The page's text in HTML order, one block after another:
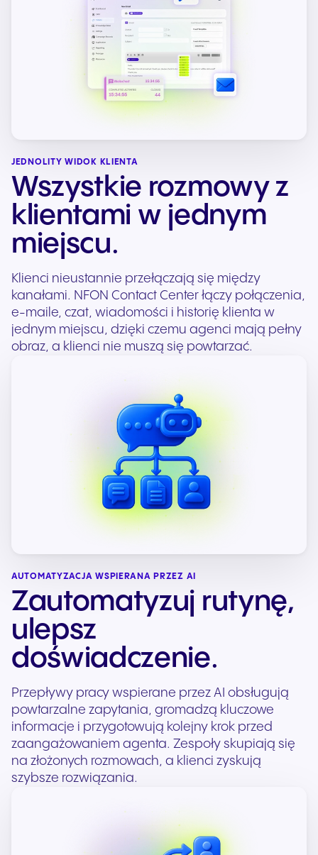
JEDNOLITY WIDOK KLIENTA
Wszystkie rozmowy z
klientami w jednym
miejscu.
Klienci nieustannie przełączają się między
kanałami. NFON Contact Center łączy połączenia,
e-maile, czat, wiadomości i historię klienta w
jednym miejscu, dzięki czemu agenci mają pełny
obraz, a klienci nie muszą się powtarzać.
AUTOMATYZACJA WSPIERANA PRZEZ AI
Zautomatyzuj rutynę,
ulepsz
doświadczenie.
Przepływy pracy wspierane przez AI obsługują
powtarzalne zapytania, gromadzą kluczowe
informacje i przygotowują kolejny krok przed
zaangażowaniem agenta. Zespoły skupiają się
na złożonych rozmowach, a klienci zyskują
szybsze rozwiązania.